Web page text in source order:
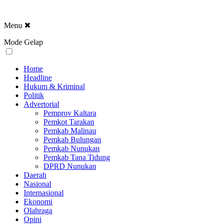
Menu ✖
Mode Gelap
Home
Headline
Hukum & Kriminal
Politik
Advertorial
Pemprov Kaltara
Pemkot Tarakan
Pemkab Malinau
Pemkab Bulungan
Pemkab Nunukan
Pemkab Tana Tidung
DPRD Nunukan
Daerah
Nasional
Internasional
Ekonomi
Olahraga
Opini